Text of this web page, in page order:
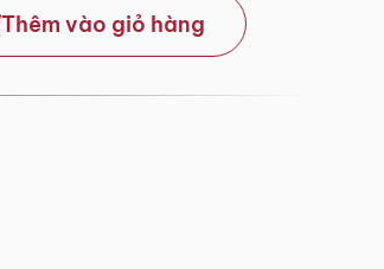
Thêm vào giỏ hàng